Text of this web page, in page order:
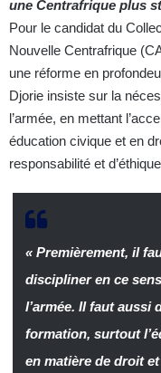
une Centrafrique plus
Pour le candidat du
Nouvelle Centrafrique
une réforme en
Djorie insiste sur la
l’armée, en mettant
éducation civique et en
responsabilité et
« Premièrement, il
discipliner en ce
l’armée. Il faut aussi
formation, surtout
en matière de droit